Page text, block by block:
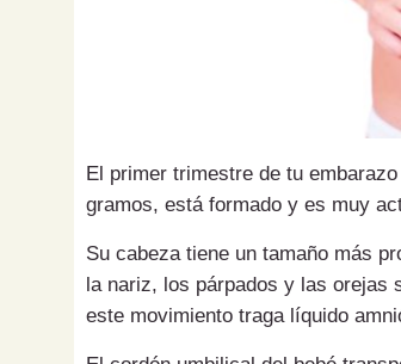
El primer trimestre de tu
gramos, está formado y es muy
Su cabeza tiene un tamaño más
la nariz, los párpados y las orejas
este movimiento traga líquido